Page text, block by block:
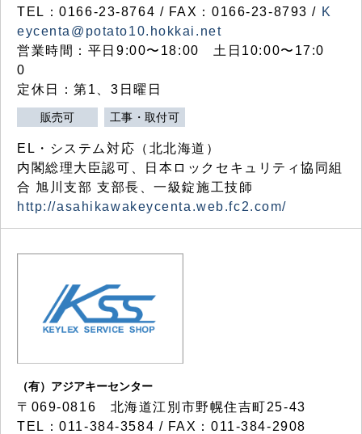
TEL：0166-23-8764 / FAX：0166-23-8793 / K
eycenta@potato10.hokkai.net
営業時間：平日9:00〜18:00 土日10:00〜17:0
0
定休日：第1、3日曜日
販売可 工事・取付可
EL・システム対応（北北海道）
内閣総理大臣認可、日本ロックセキュリティ協同組
合 旭川支部 支部長、一級錠施工技師
http://asahikawakeycenta.web.fc2.com/
（有）アジアキーセンター
〒069-0816 北海道江別市野幌住吉町25-43
TEL：011-384-3584 / FAX：011-384-2908